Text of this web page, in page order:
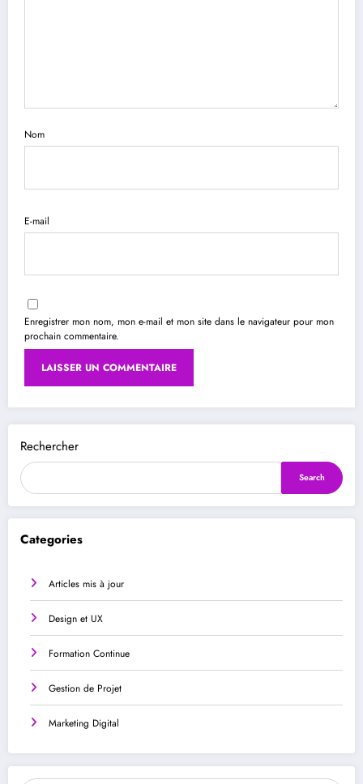
Rechercher
Search
Categories
Articles mis à jour
Design et UX
Formation Continue
Gestion de Projet
Marketing Digital
Nom
E-mail
Enregistrer mon nom, mon e-mail et mon site dans le navigateur pour mon
prochain commentaire.